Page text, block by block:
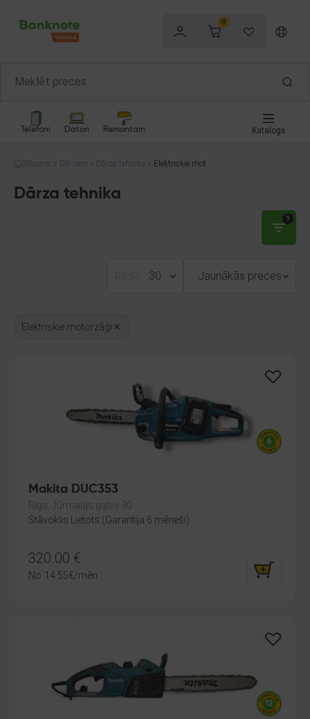
0
Telefoni Datori Remontam Katalogs
Sākums Dārzam Dārza tehnika
Elektriskie motor
Dārza tehnika
1
30 Jaunākās preces
Elektriskie motorzāģi
Makita DUC353
Rīga, Jūrmalas gatve 30
Stāvoklis Lietots (Garantija 6 mēneši)
320.00 €
No 14.55€/mēn.